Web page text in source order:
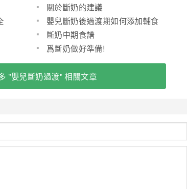
關於斷奶的建議
嬰兒斷奶後過渡期如何添加輔食
(圖)斷奶中期食譜
爲斷奶做好準備!
"嬰兒斷奶過渡" 相關文章